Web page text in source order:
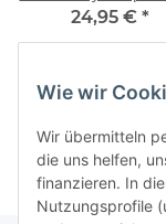
Set ohne Chip - es
werden die
24,95 € *
Wie wir
Wir übermitteln
die uns helfen,
finanzieren. In
Nutzungsprofile